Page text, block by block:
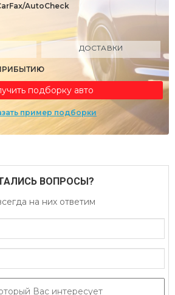
AutoCheck
ДОСТАВКИ
подборку авто
пример подборки
ВОПРОСЫ?
на них ответим